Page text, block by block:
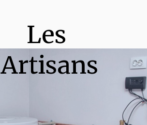
Les
Artisans